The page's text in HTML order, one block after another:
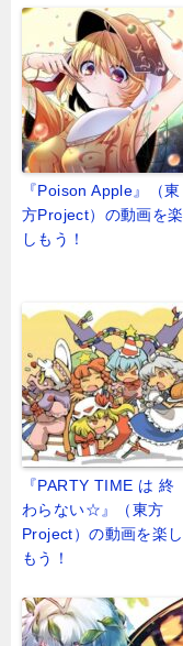
『Poison Apple』（東
方Project）の動画を楽
しもう！
『PARTY TIME は 終
わらない☆』（東方
Project）の動画を楽し
もう！